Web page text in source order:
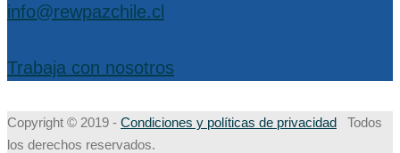
info@rewpazchile.cl
Trabaja con nosotros
Copyright © 2019 - Condiciones y políticas de privacidad Todos
los derechos reservados.